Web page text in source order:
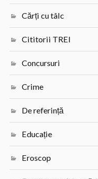
Cărți cu tâlc
Cititorii TREI
Concursuri
Crime
De referință
Educație
Eroscop